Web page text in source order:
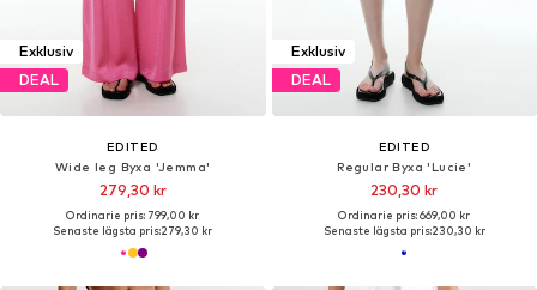
Exklusiv
DEAL
EDITED
Wide leg Byxa 'Jemma'
279,30 kr
Ordinarie pris: 799,00 kr
Senaste lägsta pris:279,30 kr
Exklusiv
DEAL
EDITED
Regular Byxa 'Lucie'
230,30 kr
Ordinarie pris: 669,00 kr
Senaste lägsta pris:230,30 kr